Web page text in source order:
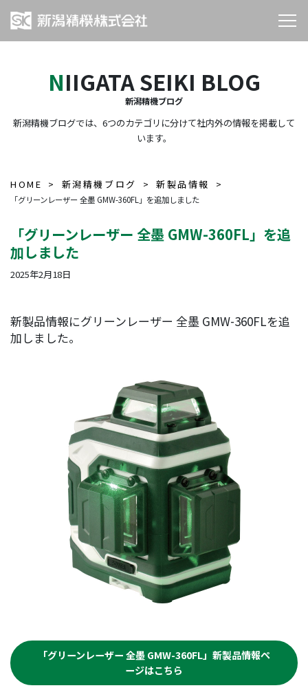
NIIGATA SEIKI BLOG
新潟精機ブログ
新潟精機ブログでは、6つのカテゴリに分けて社内外の情報を掲載して
います。
HOME 新潟精機ブログ 新製品情報
「グリーンレーザー 全墨 GMW-360FL」を追加しました
「グリーンレーザー 全墨 GMW-360FL」を追
加しました
2025年2月18日
新製品情報にグリーンレーザー 全墨 GMW-360FLを追
加しました。
「グリーンレーザー 全墨 GMW-360FL」新製品情報ペ
ージはこちら